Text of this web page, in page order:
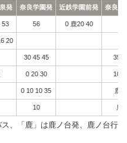
発 奈良学園発 近鉄学園前発 奈良学
53 56 0 鹿20 40
20
30 45 45 35
0 20 30 10
0 10 10 35 鹿
10 鹿5
、「鹿」は鹿ノ台発、鹿ノ台行